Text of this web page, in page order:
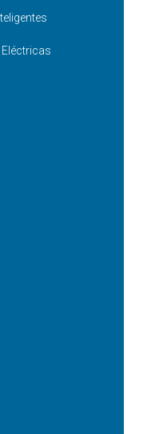
Eléctricas